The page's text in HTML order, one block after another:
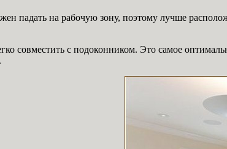
падать на рабочую зону, поэтому лучше
совместить с подоконником. Это самое